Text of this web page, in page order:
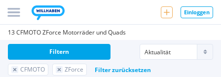
Einloggen
13 CFMOTO ZForce Motorräder und Quads
CFMOTO ZForce Filter zurücksetzen
Filtern